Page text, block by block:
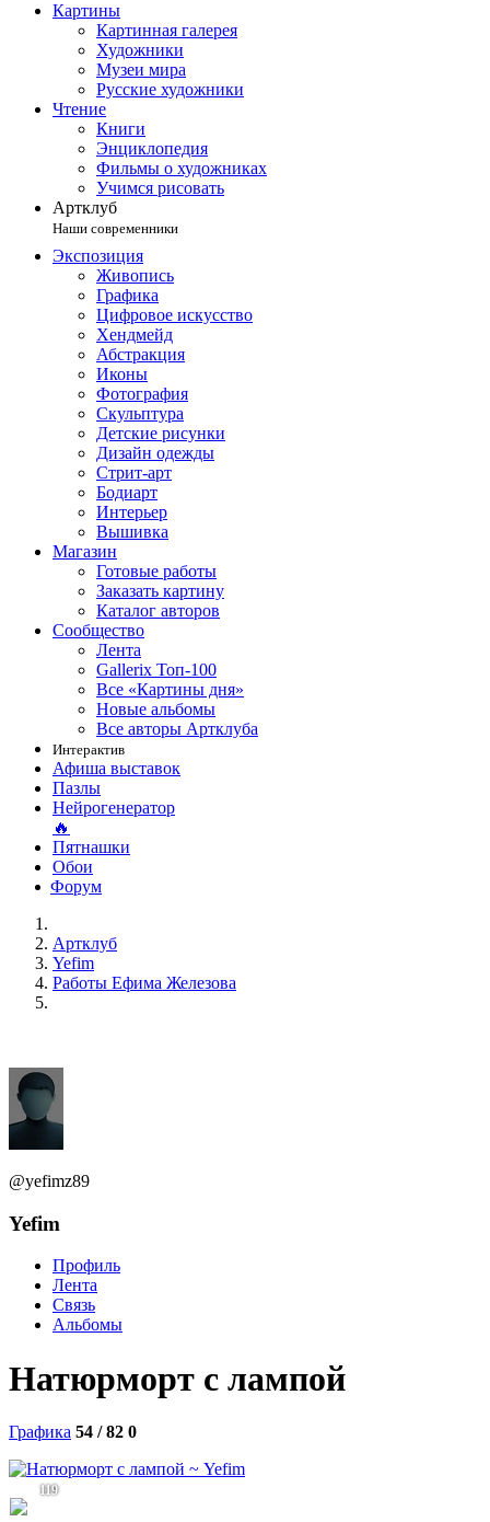
Картины
Картинная галерея
Художники
Музеи мира
Русские художники
Чтение
Книги
Энциклопедия
Фильмы о художниках
Учимся рисовать
Артклуб
Наши современники
Экспозиция
Живопись
Графика
Цифровое искусство
Хендмейд
Абстракция
Иконы
Фотография
Скульптура
Детские рисунки
Дизайн одежды
Стрит-арт
Бодиарт
Интерьер
Вышивка
Магазин
Готовые работы
Заказать картину
Каталог авторов
Сообщество
Лента
Gallerix Топ-100
Все «Картины дня»
Новые альбомы
Все авторы Артклуба
Интерактив
Афиша выставок
Пазлы
Нейрогенератор
🔥
Пятнашки
Обои
Форум
Артклуб
Yefim
Работы Ефима Железова
@yefimz89
Yefim
Профиль
Лента
Связь
Альбомы
Натюрморт с лампой
Графика 54 / 82 0
119